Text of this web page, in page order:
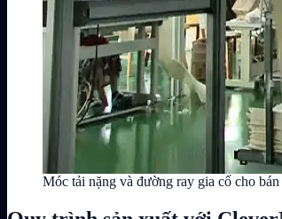
Móc tải nặng và đường ray gia cố cho